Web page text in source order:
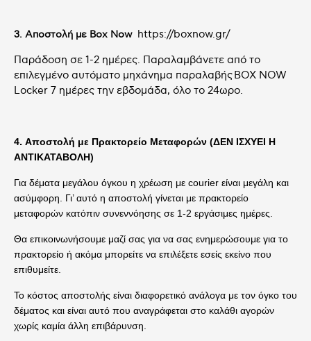
3. Αποστολή με Box Now https://boxnow.gr/
Παράδοση σε 1-2 ημέρες. Παραλαμβάνετε από το
επιλεγμένο αυτόματο μηχάνημα παραλαβής BOX NOW
Locker 7 ημέρες την εβδομάδα, όλο το 24ωρο.
4. Αποστολή με Πρακτορείο Μεταφορών (ΔΕΝ ΙΣΧΥΕΙ Η
ΑΝΤΙΚΑΤΑΒΟΛΗ)
Για δέματα μεγάλου όγκου η χρέωση με courier είναι μεγάλη και
ασύμφορη. Γι’ αυτό η αποστολή γίνεται με πρακτορείο
μεταφορών κατόπιν συνεννόησης σε 1-2 εργάσιμες ημέρες.
Θα επικοινωνήσουμε μαζί σας για να σας ενημερώσουμε για το
πρακτορείο ή ακόμα μπορείτε να επιλέξετε εσείς εκείνο που
επιθυμείτε.
Το κόστος αποστολής είναι διαφορετικό ανάλογα με τον όγκο του
δέματος και είναι αυτό που αναγράφεται στο καλάθι αγορών
χωρίς καμία άλλη επιβάρυνση.